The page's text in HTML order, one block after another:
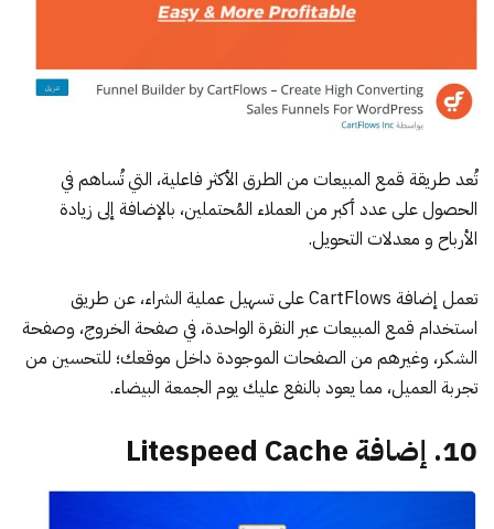
تُعد طريقة قمع المبيعات من الطرق الأكثر فاعلية، التي تُساهم في
الحصول على عدد أكبر من العملاء المُحتملين، بالإضافة إلى زيادة
الأرباح و معدلات التحويل.
تعمل إضافة CartFlows
على تسهيل عملية الشراء، عن طريق
استخدام قمع المبيعات عبر النقرة الواحدة، في صفحة الخروج، وصفحة
الشكر، وغيرهم من الصفحات الموجودة داخل موقعك؛ للتحسين من
تجربة العميل، مما يعود بالنفع عليك يوم الجمعة البيضاء.
10. إضافة Litespeed Cache